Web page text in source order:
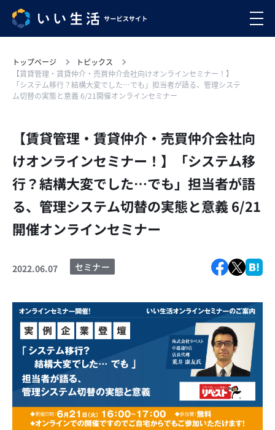
トップページ
トピックス
【賃貸管理・賃貸仲介・売買仲介会社向けオンラインセミナー！】
「システム移行？結構大変でした…でも」担当者が語る、管理システ
ム切替の実態と意義 6/21開催オンラインセミナー
【賃貸管理・賃貸仲介・売買仲介会社向
けオンラインセミナー！】「システム移
行？結構大変でした…でも」担当者が語
る、管理システム切替の実態と意義 6/21
開催オンラインセミナー
2022.06.07 セミナー